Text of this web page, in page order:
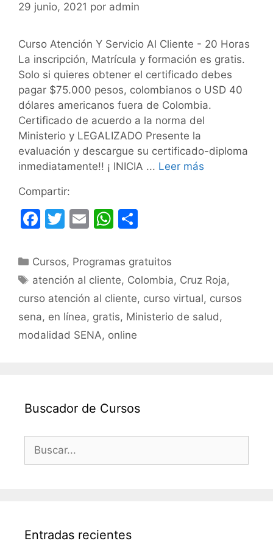
29 junio, 2021 por admin
Curso Atención Y Servicio Al Cliente - 20 Horas
La inscripción, Matrícula y formación es gratis.
Solo si quieres obtener el certificado debes
pagar $75.000 pesos, colombianos o USD 40
dólares americanos fuera de Colombia.
Certificado de acuerdo a la norma del
Ministerio y LEGALIZADO Presente la
evaluación y descargue su certificado-diploma
inmediatamente!! ¡ INICIA ... Leer más
Compartir:
F
c
e
b
o
o
T
itt
er
E
ai
l
W
at
s
A
p
p
m
p
ar
tir
Categorías
Cursos, Programas gratuitos
Etiquetas
atención al cliente, Colombia, Cruz Roja,
curso atención al cliente, curso virtual, cursos
sena, en línea, gratis, Ministerio de salud ,
modalidad SENA, online
Buscador de Cursos
Entradas recientes